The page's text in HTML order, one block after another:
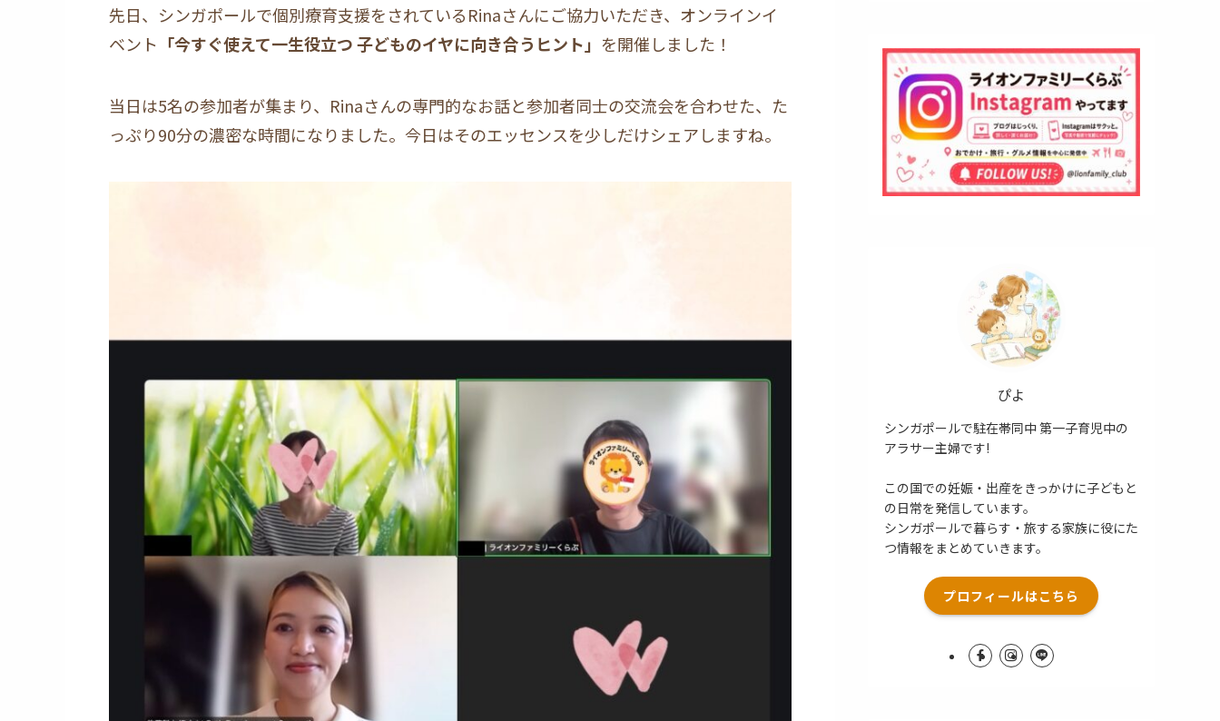
先日、シンガポールで個別療育支援をされているRinaさんにご協力いただき、オンラインイ
ベント 「今すぐ使えて一生役立つ 子どものイヤに向き合うヒント」 を開催しました！
当日は5名の参加者が集まり、Rinaさんの専門的なお話と参加者同士の交流会を合わせた、た
っぷり90分の濃密な時間になりました。今日はそのエッセンスを少しだけシェアしますね。
ぴよ
シンガポールで駐在帯同中 第一子育児中の
アラサー主婦です!
この国での妊娠・出産をきっかけに子どもと
の日常を発信しています。
シンガポールで暮らす・旅する家族に役にた
つ情報をまとめていきます。
プロフィールはこちら